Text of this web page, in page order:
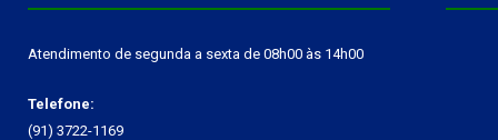
Atendimento de segunda a sexta de 08h00 às 14h00
Telefone:
(91) 3722-1169